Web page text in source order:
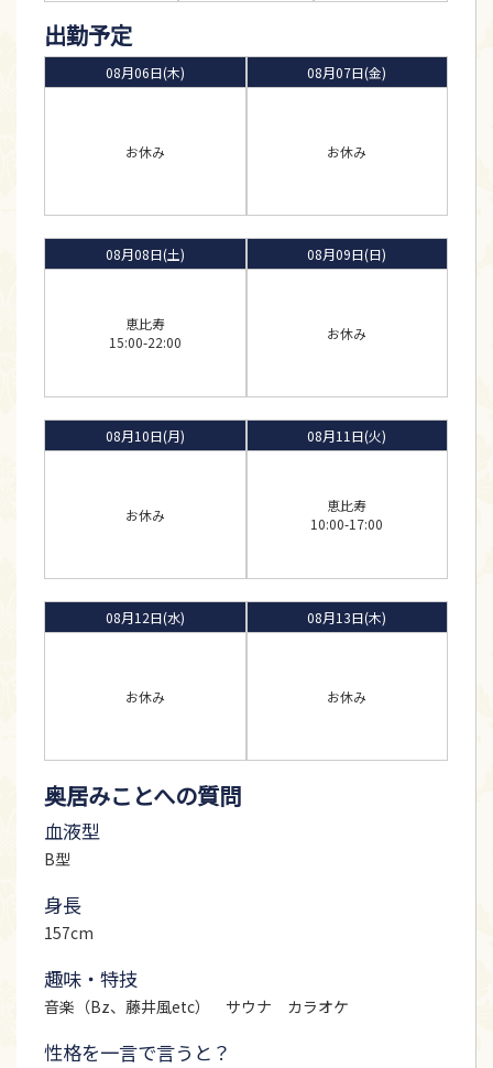
出勤予定
08月06日(木)
お休み
08月07日(金)
お休み
08月08日(土)
恵比寿
15:00-22:00
08月09日(日)
お休み
08月10日(月)
お休み
08月11日(火)
恵比寿
10:00-17:00
08月12日(水)
お休み
08月13日(木)
お休み
奥居みことへの質問
血液型
B型
身長
157cm
趣味・特技
音楽（Bz、藤井風etc） サウナ カラオケ
性格を一言で言うと？